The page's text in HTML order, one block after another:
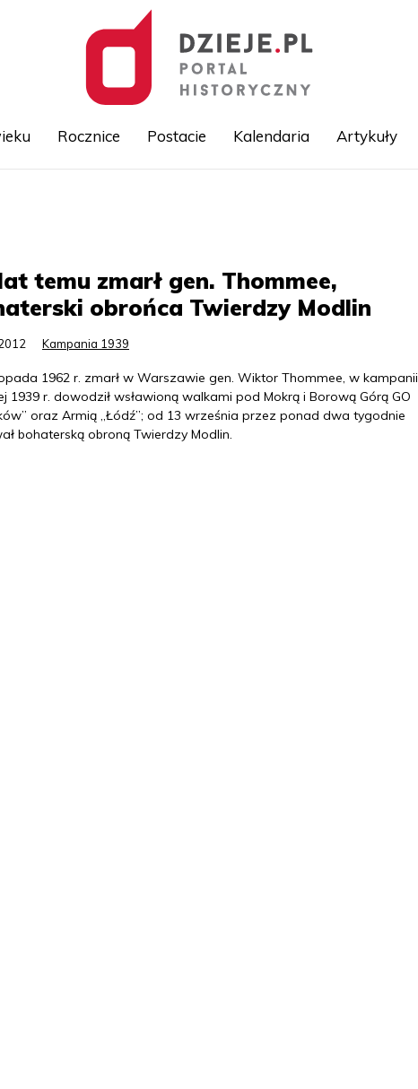
Rocznice Postacie Kalendaria Artykuły
temu zmarł gen. Thommee,
obrońca Twierdzy Modlin
Kampania 1939
1962 r. zmarł w Warszawie gen. Wiktor Thommee, w kampanii
1939 r. dowodził wsławioną walkami pod Mokrą i Borową Górą GO
oraz Armią „Łódź”; od 13 września przez ponad dwa tygodnie
bohaterską obroną Twierdzy Modlin.